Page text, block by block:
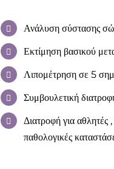
Ανάλυση σύστασης
Εκτίμηση βασικού
Λιπομέτρηση σε 5
Συμβουλετική
Διατροφή για αθλητές
παθολογικές